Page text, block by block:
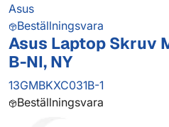
Asus
Beställningsvara
Asus Laptop Skruv
B-NI, NY
13GMBKXC031B-1
Beställningsvara